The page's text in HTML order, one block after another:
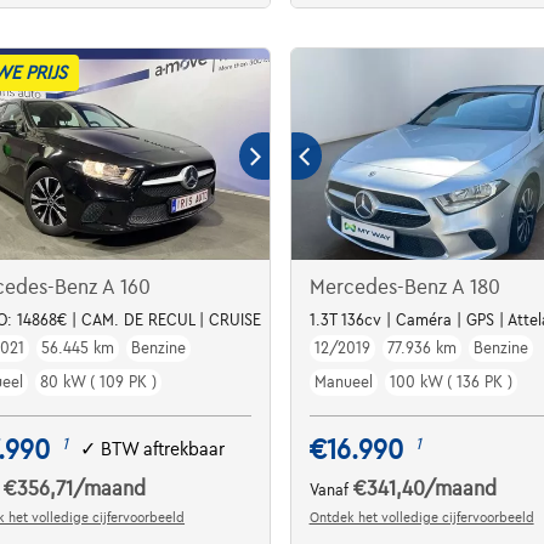
PRIJS
Benz A 160
14868€ | CAM. DE RECUL | CRUISE
56.445 km
Benzine
80 kW ( 109 PK )
1 ✓ BTW aftrekbaar
€356,71 /maand
het volledige cijfervoorbeeld
Mercedes-Benz A 180
1.3T 136cv | Caméra | GPS |
12/2019
77.936 km
Benzine
Manueel
100 kW ( 136 PK )
€16.990 1
Vanaf €341,40/maand
Ontdek het volledige cijfervoorbeeld